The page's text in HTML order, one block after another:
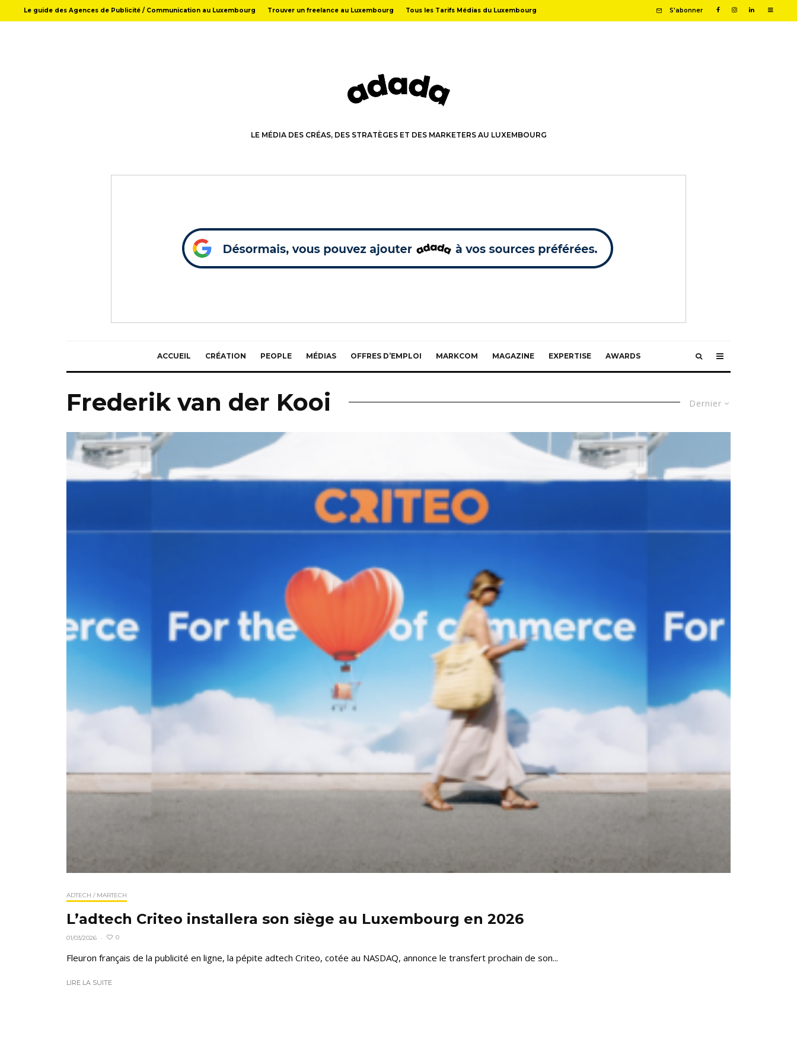
Le guide des Agences de Publicité / Communication au Luxembourg Trouver un freelance au Luxembourg Tous les Tarifs Médias du Luxembourg S'abonner
LE MÉDIA DES CRÉAS, DES STRATÈGES ET DES MARKETERS AU LUXEMBOURG
ACCUEIL CRÉATION PEOPLE MÉDIAS OFFRES D’EMPLOI MARKCOM MAGAZINE EXPERTISE AWARDS
Dernier
Frederik van der Kooi
ADTECH / MARTECH
L’adtech Criteo installera son siège au Luxembourg en 2026
01/03/2026 · 0
Fleuron français de la publicité en ligne, la pépite adtech Criteo, cotée au NASDAQ, annonce le transfert prochain de son...
LIRE LA SUITE